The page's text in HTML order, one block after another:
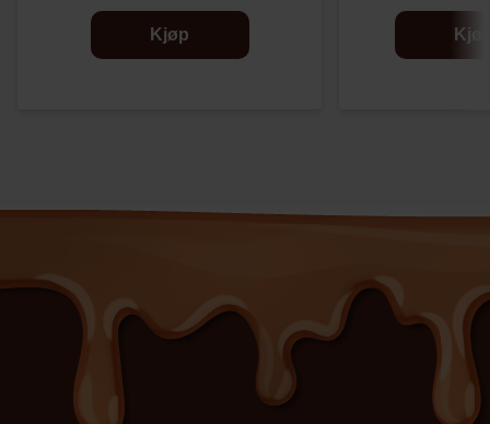
Kjøp